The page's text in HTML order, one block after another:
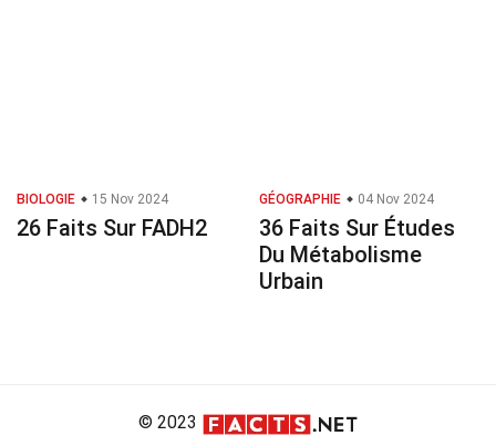
BIOLOGIE 15 Nov 2024
26 Faits Sur FADH2
GÉOGRAPHIE 04 Nov 2024
36 Faits Sur Études
Du Métabolisme
Urbain
© 2023